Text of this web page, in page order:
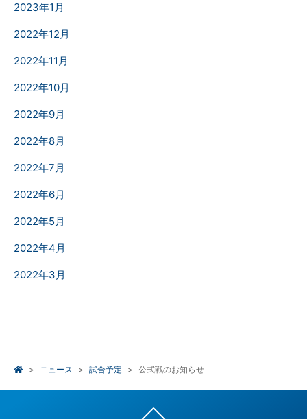
2023年1月
2022年12月
2022年11月
2022年10月
2022年9月
2022年8月
2022年7月
2022年6月
2022年5月
2022年4月
2022年3月
ニュース 試合予定 公式戦のお知らせ